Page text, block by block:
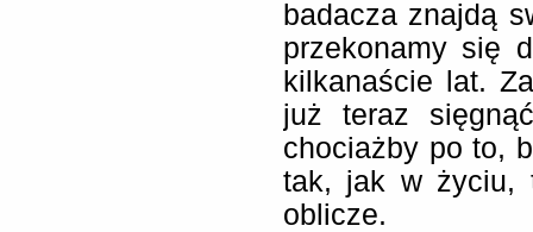
badacza znajdą
przekonamy się
kilkanaście lat.
już teraz
chociażby po to,
tak, jak w życiu,
oblicze.